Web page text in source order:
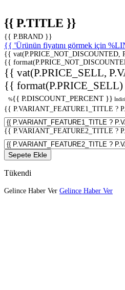
{{ P.TITLE }}
{{ P.BRAND }}
{{ 'Ürünün fiyatını görmek için
{{ vat(P.PRICE_NOT_DISCOUNTED,
{{
{{ vat(P.PRICE_SELL,
{{
%{{ P.DISCOUNT_PERCENT }}
{{ P.VARIANT_FEATURE1_TITLE ?
{{ P.VARIANT_FEATURE2_TITLE ?
Sepete Ekle
Tükendi
Gelince Haber Ver Gelince Haber Ver